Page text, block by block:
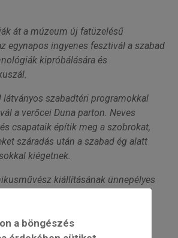
át a múzeum új fatüzelésű
egynapos ingyenes fesztivál a szabad
kipróbálására és
látványos szabadtéri programokkal
a verőcei Duna parton. Neves
csapataik építik meg a szobrokat,
száradás után a szabad ég alatt
kiégetnek.
kiállításának ünnepélyes
elkészült alkotásokat
a böngészés